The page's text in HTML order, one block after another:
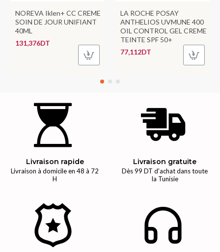
NOREVA Iklen+ CC CREME
SOIN DE JOUR UNIFIANT
40ML
131,376DT
LA ROCHE POSAY
ANTHELIOS UVMUNE 400
OIL CONTROL GEL CREME
TEINTE SPF 50+
77,112DT
Livraison rapide
Livraison à domicile en 48 à 72
H
Livraison gratuite
Dès 99 DT d'achat dans toute
la Tunisie